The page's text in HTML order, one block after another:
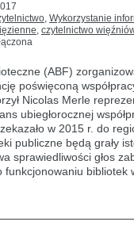
, Wykorzystanie
, czytelnictwo
(ABF)
poświęconą
Nicolas Merle
ubiegłorocznej
w 2015 r. do
publiczne będą grały
sprawiedliwości głos
bibliotek